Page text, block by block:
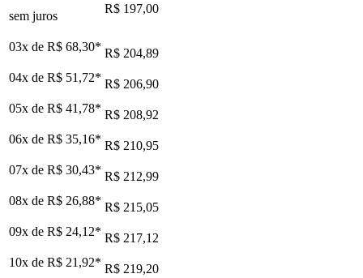
sem juros
R$ 197,00
03x de R$ 68,30* R$ 204,89
04x de R$ 51,72* R$ 206,90
05x de R$ 41,78* R$ 208,92
06x de R$ 35,16* R$ 210,95
07x de R$ 30,43* R$ 212,99
08x de R$ 26,88* R$ 215,05
09x de R$ 24,12* R$ 217,12
10x de R$ 21,92* R$ 219,20